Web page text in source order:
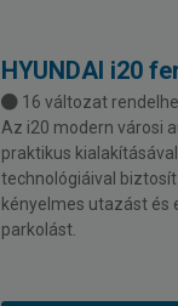
HYUNDAI i20
16 változat
Az i20 modern városi
praktikus
technológiáival biztosít
kényelmes utazást és
parkolást.